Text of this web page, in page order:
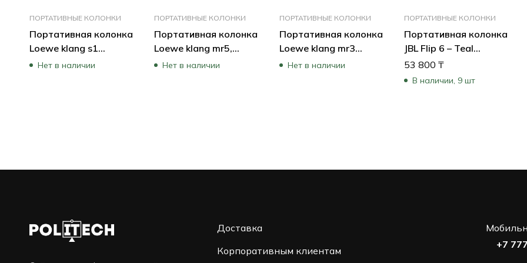
ПОРТАТИВНЫЕ КОЛОНКИ
Портативная колонка
Loewe klang s1
60607D10 (Черный)
Нет в наличии
ПОРТАТИВНЫЕ КОЛОНКИ
Портативная колонка
Loewe klang mr5,
Basalt-Grey 60606D10
Нет в наличии
ПОРТАТИВНЫЕ КОЛОНКИ
Портативная колонка
Loewe klang mr3
Basalt-Grey 60605D10
Нет в наличии
ПОРТАТИВНЫЕ КОЛОНКИ
Портативная колонка
JBL Flip 6 – Teal
JBLFLIP6TEAL
(Бирюзовый)
53 800 ₸
В наличии, 9 шт
Доставка
Корпоративным клиентам
+7